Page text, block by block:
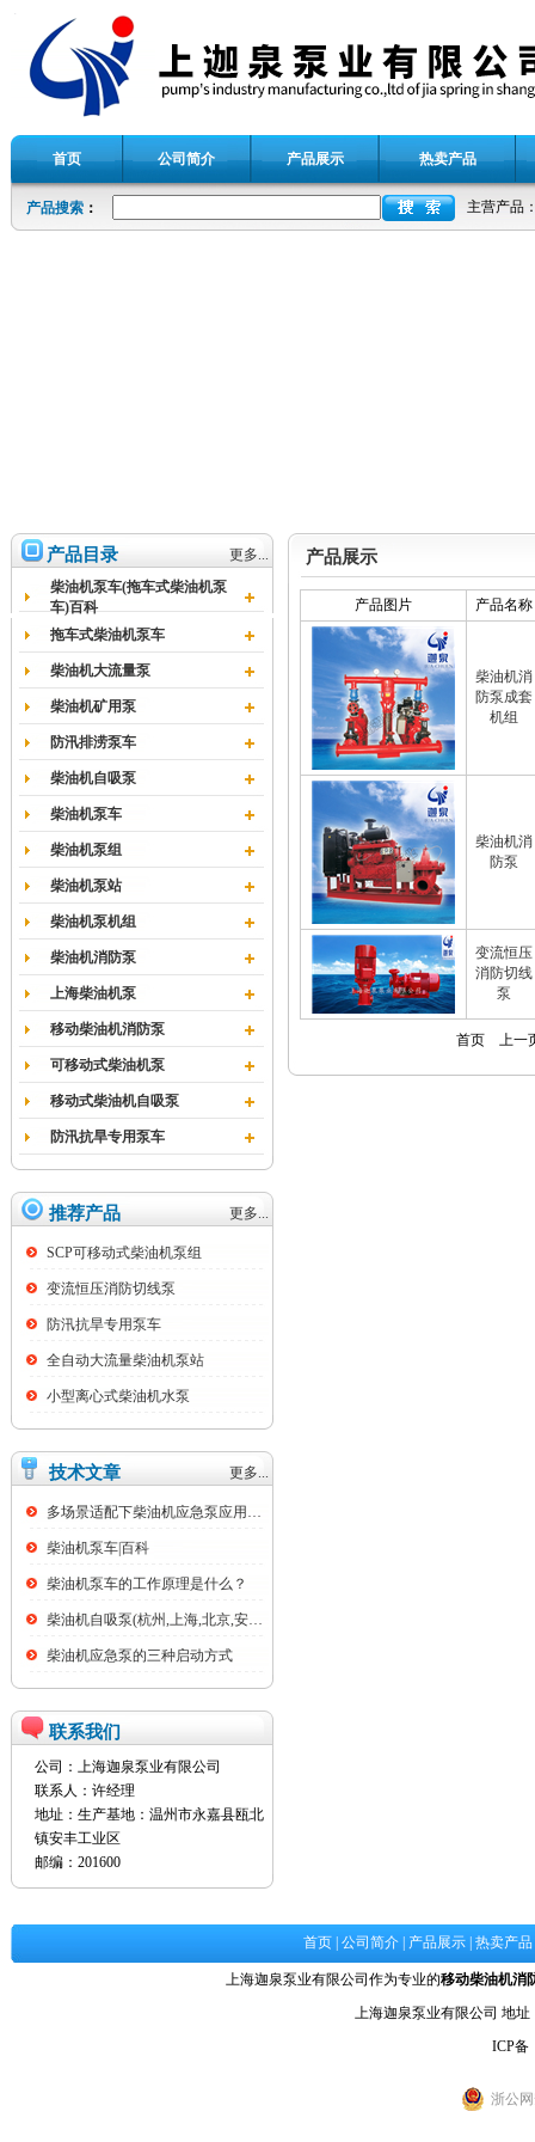
首页 公司简介 产品展示 热卖产品
产品搜索： 主营产品
产品目录
更多...
柴油机泵车(拖车式柴油机泵
车)百科
拖车式柴油机泵车
柴油机大流量泵
柴油机矿用泵
防汛排涝泵车
柴油机自吸泵
柴油机泵车
柴油机泵组
柴油机泵站
柴油机泵机组
柴油机消防泵
上海柴油机泵
移动柴油机消防泵
可移动式柴油机泵
移动式柴油机自吸泵
防汛抗旱专用泵车
推荐产品 更多...
SCP可移动式柴油机泵组
变流恒压消防切线泵
防汛抗旱专用泵车
全自动大流量柴油机泵站
小型离心式柴油机水泵
技术文章 更多...
多场景适配下柴油机应急泵应用痛点与技术优...
柴油机泵车|百科
柴油机泵车的工作原理是什么？
柴油机自吸泵(杭州,上海,北京,安徽,全...
柴油机应急泵的三种启动方式
联系我们
公司：上海迦泉泵业有限公司
联系人：许经理
地址：生产基地：温州市永嘉县瓯北
镇安丰工业区
邮编：201600
产品展示
产品图片 产品名称
柴油机消
防泵成套
机组
柴油机消
防泵
变流恒压
消防切线
泵
首页 上一
首页 公司简介 产品展示 热卖产品
上海迦泉泵业有限公司作为专业的移动柴油机消
上海迦泉泵业有限公司 地
ICP备
浙公网